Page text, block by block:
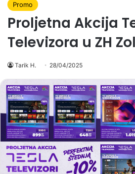
Promo
Proljetna Akcija
Televizora u ZH
Tarik H. 28/04/2025